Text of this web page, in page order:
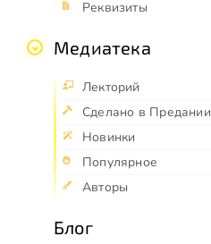
Реквизиты
Медиатека
Лекторий
Сделано в Предании
Новинки
Популярное
Авторы
Блог